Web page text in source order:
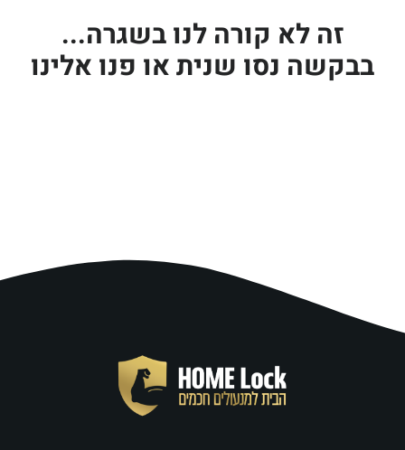
זה לא קורה לנו בשגרה...
בבקשה נסו שנית או פנו אלינו